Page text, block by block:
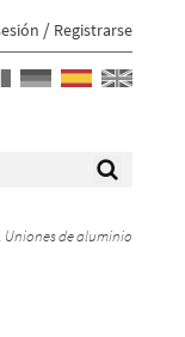
/ Registrarse
Uniones de aluminio